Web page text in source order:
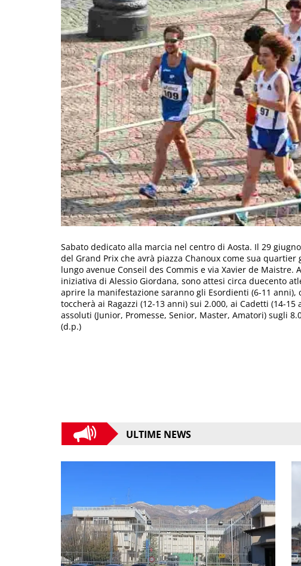
Sabato dedicato alla marcia nel centro di Aosta. Il 29
del Grand Prix che avrà piazza Chanoux come sua
lungo avenue Conseil des Commis e via Xavier de Maistre.
iniziativa di Alessio Giordana, sono attesi circa duecento
aprire la manifestazione saranno gli Esordienti (6-11
toccherà ai Ragazzi (12-13 anni) sui 2.000, ai Cadetti (14-
assoluti (Junior, Promesse, Senior, Master, Amatori) sugli
(d.p.)
ULTIME NEWS